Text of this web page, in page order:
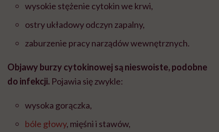
wysokie stężenie cytokin we krwi,
ostry układowy odczyn zapalny,
zaburzenie pracy narządów wewnętrznych.
Objawy burzy cytokinowej są nieswoiste, podobne
do infekcji. Pojawia się zwykle:
wysoka gorączka,
bóle głowy, mięśni i stawów,